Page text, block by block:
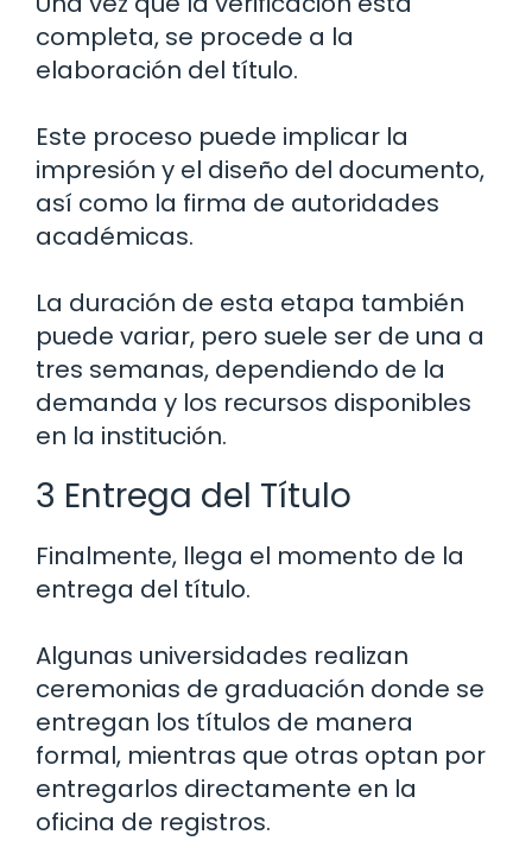
completa, se procede a la
elaboración del título.
Este proceso puede implicar la
impresión y el diseño del documento,
así como la firma de autoridades
académicas.
La duración de esta etapa también
puede variar, pero suele ser de una a
tres semanas, dependiendo de la
demanda y los recursos disponibles
en la institución.
3 Entrega del Título
Finalmente, llega el momento de la
entrega del título.
Algunas universidades realizan
ceremonias de graduación donde se
entregan los títulos de manera
formal, mientras que otras optan por
entregarlos directamente en la
oficina de registros.